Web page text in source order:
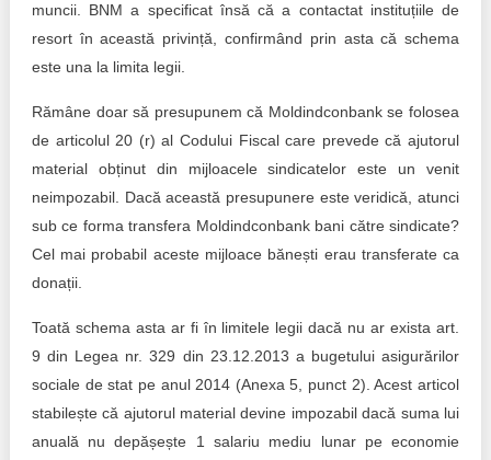
muncii. BNM a specificat însă că a contactat instituțiile de
resort în această privință, confirmând prin asta că schema
este una la limita legii.
Rămâne doar să presupunem că Moldindconbank se folosea
de articolul 20 (r) al Codului Fiscal care prevede că ajutorul
material obținut din mijloacele sindicatelor este un venit
neimpozabil. Dacă această presupunere este veridică, atunci
sub ce forma transfera Moldindconbank bani către sindicate?
Cel mai probabil aceste mijloace bănești erau transferate ca
donații.
Toată schema asta ar fi în limitele legii dacă nu ar exista art.
9 din Legea nr. 329 din 23.12.2013 a bugetului asigurărilor
sociale de stat pe anul 2014 (Anexa 5, punct 2). Acest articol
stabilește că ajutorul material devine impozabil dacă suma lui
anuală nu depășește 1 salariu mediu lunar pe economie